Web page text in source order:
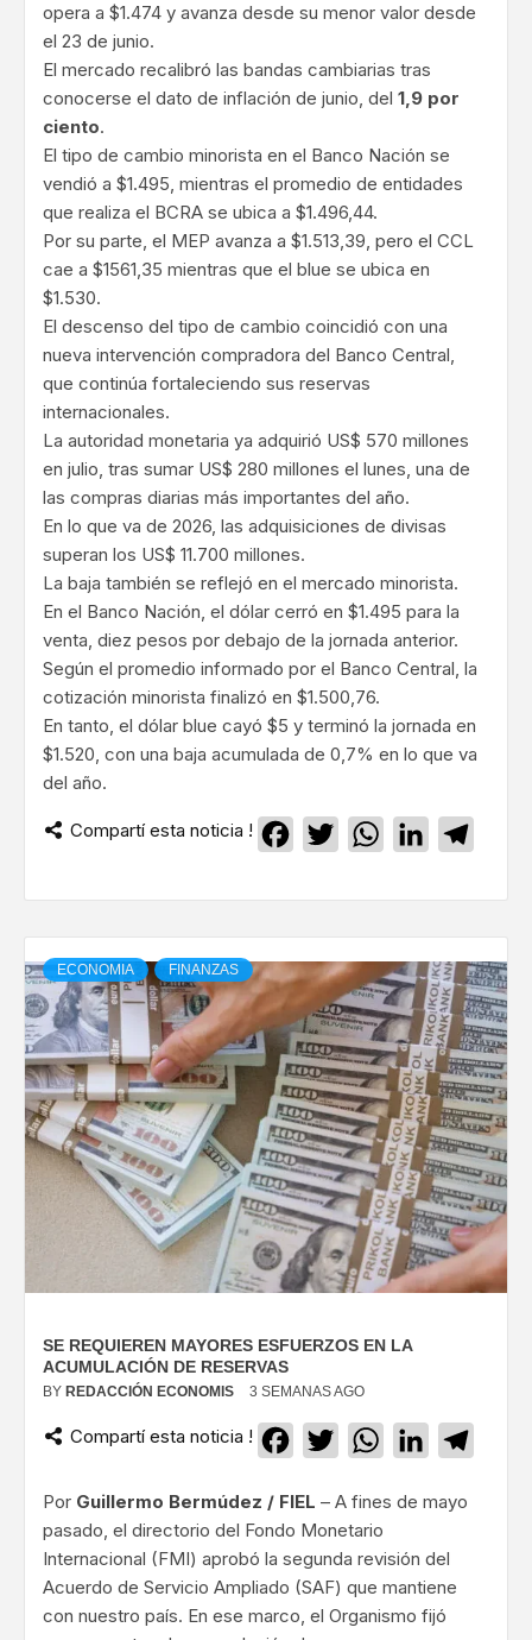
opera a $1.474 y avanza desde su menor valor desde
el 23 de junio.
El mercado recalibró las bandas cambiarias tras
conocerse el dato de inflación de junio, del 1,9 por
ciento.
El tipo de cambio minorista en el Banco Nación se
vendió a $1.495, mientras el promedio de entidades
que realiza el BCRA se ubica a $1.496,44.
Por su parte, el MEP avanza a $1.513,39, pero el CCL
cae a $1561,35 mientras que el blue se ubica en
$1.530.
El descenso del tipo de cambio coincidió con una
nueva intervención compradora del Banco Central,
que continúa fortaleciendo sus reservas
internacionales.
La autoridad monetaria ya adquirió US$ 570 millones
en julio, tras sumar US$ 280 millones el lunes, una de
las compras diarias más importantes del año.
En lo que va de 2026, las adquisiciones de divisas
superan los US$ 11.700 millones.
La baja también se reflejó en el mercado minorista.
En el Banco Nación, el dólar cerró en $1.495 para la
venta, diez pesos por debajo de la jornada anterior.
Según el promedio informado por el Banco Central, la
cotización minorista finalizó en $1.500,76.
En tanto, el dólar blue cayó $5 y terminó la jornada en
$1.520, con una baja acumulada de 0,7% en lo que va
del año.
Compartí esta noticia ! Facebook
TwitterWhatsApp
LinkedIn
ECONOMIA FINANZAS
SE REQUIEREN MAYORES ESFUERZOS EN LA
ACUMULACIÓN DE RESERVAS
BY REDACCIÓN ECONOMIS 3 SEMANAS AGO
Compartí esta noticia ! Facebook
TwitterWhatsApp
LinkedIn
Por Guillermo Bermúdez / FIEL – A fines de mayo
pasado, el directorio del Fondo Monetario
Internacional (FMI) aprobó la segunda revisión del
Acuerdo de Servicio Ampliado (SAF) que mantiene
con nuestro país. En ese marco, el Organismo fijó